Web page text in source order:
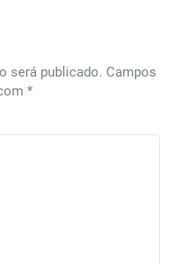
será publicado. Campos
*